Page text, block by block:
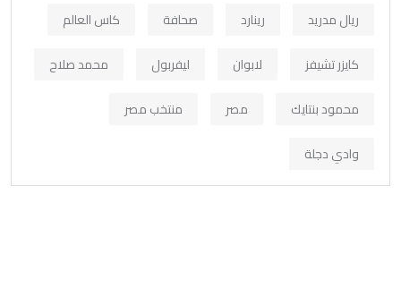
ريال مدريد
رينارد صحافة
كاس العالم
كايزر تشيفز
لابوان ليفربول
محمد صلاح
محمود بنتايك
مصر
منتخب مصر
وادي دجلة